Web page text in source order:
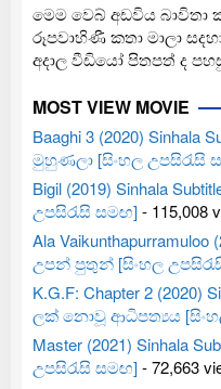
මෙම වෙබ් අඩවිය බාවිතා
රූපවාහිණී කතා මාලා
අදාල වීඩියෝ පිතපත් ද
MOST VIEW MOVIE
Baaghi 3 (2020)
මුහුණලා [සිංහල උපසිරැසි
Bigil (2019) Sinhala
උපසිරැසි සමඟ]- 115,008
Ala Vaikunthapurramuloo
උපන් පුතුන් [සිංහල
K.G.F: Chapter 2
ලක් නොවූ ආධිපත්‍යය
Master (2021) Sinhala
උපසිරැසි සමඟ]- 72,663